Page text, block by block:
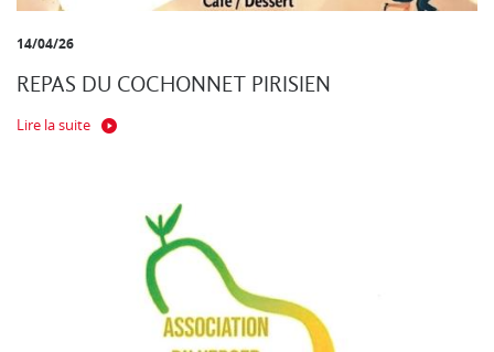
14/04/26
REPAS DU COCHONNET PIRISIEN
Lire la suite